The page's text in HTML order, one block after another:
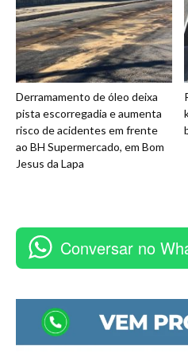
Derramamento de óleo deixa
pista escorregadia e aumenta
risco de acidentes em frente
ao BH Supermercado, em Bom
Jesus da Lapa
Conversar no